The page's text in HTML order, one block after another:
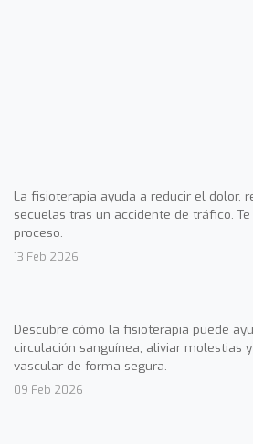
La fisioterapia ayuda a reducir el dolor,
secuelas tras un accidente de tráfico.
proceso.
13 Feb 2026
Descubre cómo la fisioterapia puede
circulación sanguínea, aliviar molestias
vascular de forma segura.
09 Feb 2026